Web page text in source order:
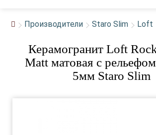
Производители Staro Slim Loft
Керамогранит Loft
Matt матовая с
5мм Staro Slim